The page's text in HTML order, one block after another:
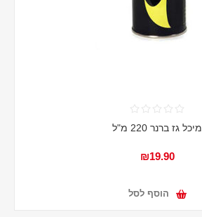
מיכל גז ברנר 220 מ"ל
₪19.90
הוסף לסל